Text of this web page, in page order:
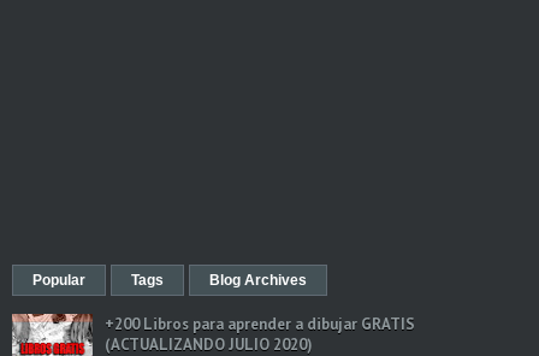
Popular Tags Blog Archives
+200 Libros para aprender a dibujar GRATIS
(ACTUALIZANDO JULIO 2020)